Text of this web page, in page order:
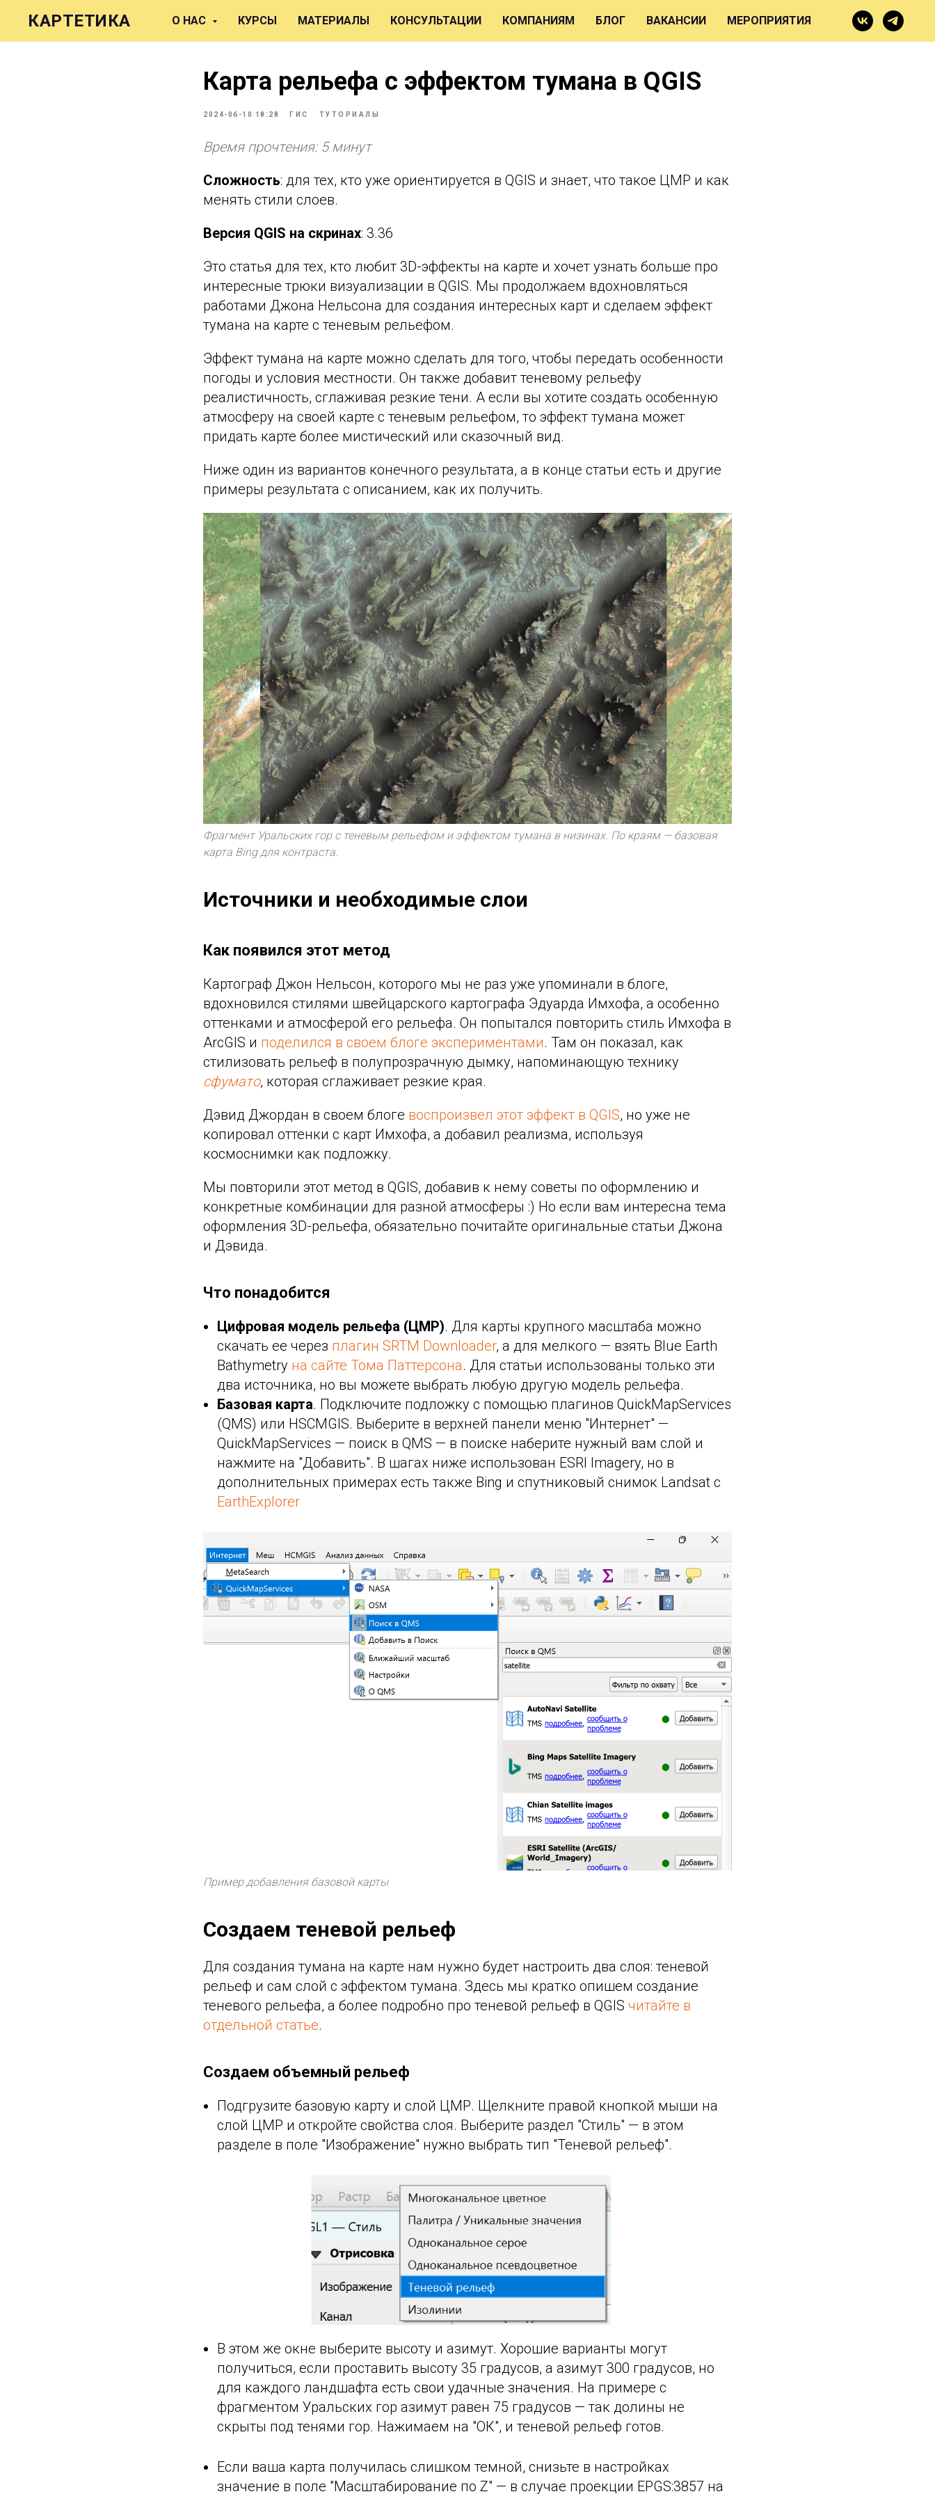
КАРТЕТИКА О НАС КУРСЫ МАТЕРИАЛЫ КОНСУЛЬТАЦИИ КОМПАНИЯМ БЛОГ ВАКАНСИИ МЕРОПРИЯТИЯ
Карта рельефа с эффектом тумана в QGIS
2024-06-10 18:28 ГИС ТУТОРИАЛЫ
Время прочтения: 5 минут
Сложность: для тех, кто уже ориентируется в QGIS и знает, что такое ЦМР и как
менять стили слоев.
Версия QGIS на скринах: 3.36
Это статья для тех, кто любит 3D-эффекты на карте и хочет узнать больше про
интересные трюки визуализации в QGIS. Мы продолжаем вдохновляться
работами Джона Нельсона для создания интересных карт и сделаем эффект
тумана на карте с теневым рельефом.
Эффект тумана на карте можно сделать для того, чтобы передать особенности
погоды и условия местности. Он также добавит теневому рельефу
реалистичность, сглаживая резкие тени. А если вы хотите создать особенную
атмосферу на своей карте с теневым рельефом, то эффект тумана может
придать карте более мистический или сказочный вид.
Ниже один из вариантов конечного результата, а в конце статьи есть и другие
примеры результата с описанием, как их получить.
Фрагмент Уральских гор с теневым рельефом и эффектом тумана в низинах. По краям — базовая
карта Bing для контраста.
Источники и необходимые слои
Как появился этот метод
Картограф Джон Нельсон, которого мы не раз уже упоминали в блоге,
вдохновился стилями швейцарского картографа Эдуарда Имхофа, а особенно
оттенками и атмосферой его рельефа. Он попытался повторить стиль Имхофа в
ArcGIS и поделился в своем блоге экспериментами. Там он показал, как
стилизовать рельеф в полупрозрачную дымку, напоминающую технику
сфумато, которая сглаживает резкие края.
Дэвид Джордан в своем блоге воспроизвел этот эффект в QGIS, но уже не
копировал оттенки с карт Имхофа, а добавил реализма, используя
космоснимки как подложку.
Мы повторили этот метод в QGIS, добавив к нему советы по оформлению и
конкретные комбинации для разной атмосферы :) Но если вам интересна тема
оформления 3D-рельефа, обязательно почитайте оригинальные статьи Джона
и Дэвида.
Что понадобится
Цифровая модель рельефа (ЦМР). Для карты крупного масштаба можно
скачать ее через плагин SRTM Downloader, а для мелкого — взять Blue Earth
Bathymetry на сайте Тома Паттерсона. Для статьи использованы только эти
два источника, но вы можете выбрать любую другую модель рельефа.
Базовая карта. Подключите подложку с помощью плагинов QuickMapServices
(QMS) или HSCMGIS. Выберите в верхней панели меню "Интернет" —
QuickMapServices — поиск в QMS — в поиске наберите нужный вам слой и
нажмите на "Добавить". В шагах ниже использован ESRI Imagery, но в
дополнительных примерах есть также Bing и спутниковый снимок Landsat с
EarthExplorer
Пример добавления базовой карты
Создаем теневой рельеф
Для создания тумана на карте нам нужно будет настроить два слоя: теневой
рельеф и сам слой с эффектом тумана. Здесь мы кратко опишем создание
теневого рельефа, а более подробно про теневой рельеф в QGIS читайте в
отдельной статье.
Создаем объемный рельеф
Подгрузите базовую карту и слой ЦМР. Щелкните правой кнопкой мыши на
слой ЦМР и откройте свойства слоя. Выберите раздел "Стиль" — в этом
разделе в поле "Изображение" нужно выбрать тип "Теневой рельеф".
В этом же окне выберите высоту и азимут. Хорошие варианты могут
получиться, если проставить высоту 35 градусов, а азимут 300 градусов, но
для каждого ландшафта есть свои удачные значения. На примере с
фрагментом Уральских гор азимут равен 75 градусов — так долины не
скрыты под тенями гор. Нажимаем на "ОК", и теневой рельеф готов.
Если ваша карта получилась слишком темной, снизьте в настройках
значение в поле "Масштабирование по Z" — в случае проекции EPGS:3857 на